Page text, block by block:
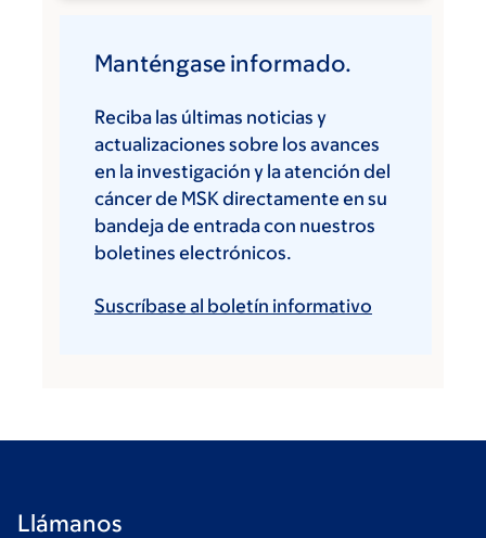
Manténgase informado.
Reciba las últimas noticias y
actualizaciones sobre los avances
en la investigación y la atención del
cáncer de MSK directamente en su
bandeja de entrada con nuestros
boletines electrónicos.
Suscríbase al boletín informativo
Llámanos